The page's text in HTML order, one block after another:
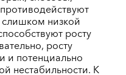
низкой
росту
росту
и потенциально
нестабильности. К